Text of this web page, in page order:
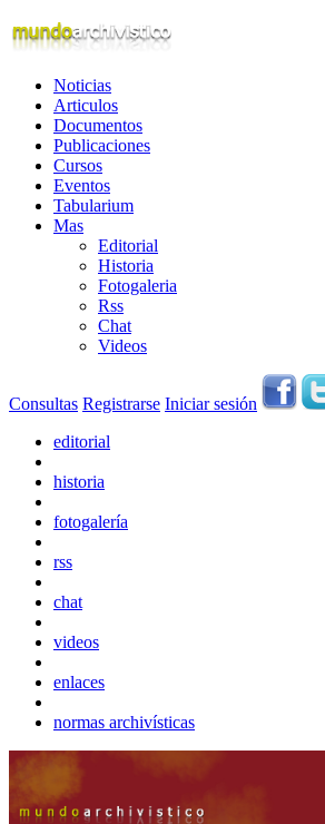
Noticias
Articulos
Documentos
Publicaciones
Cursos
Eventos
Tabularium
Mas
Editorial
Historia
Fotogaleria
Rss
Chat
Videos
Consultas Registrarse Iniciar sesión
editorial
historia
fotogalería
rss
chat
videos
enlaces
normas archivísticas